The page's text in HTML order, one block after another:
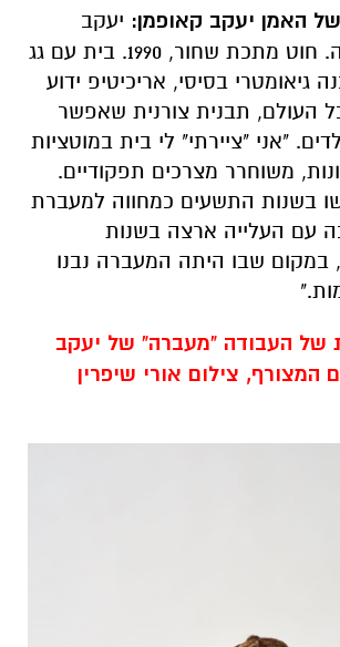
האמן יעקב קאופמן: יעקב
קאופמן, מעברה. חוט מתכת שחור, 1990. בית עם גג
גיאומטרי בסיסי, אריכיטיפ ידוע
העולם, תבנית צורנית שאפשר
"אני "ציירתי" לי בית במוטציות
משוחרר מצרכים תפקודיים.
בשנות התשעים כמחווה למעברת
עם העלייה ארצה בשנות
במקום שבו היתה המעברה נבנו
של העבודה "מעברה" של יעקב
המצורף, צילום אורי שיפרין